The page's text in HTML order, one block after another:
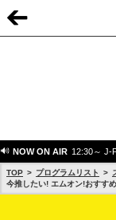
NOW ON AIR 12:30～ J-
TOP プログラムリスト
今推したい! エムオン!おすす